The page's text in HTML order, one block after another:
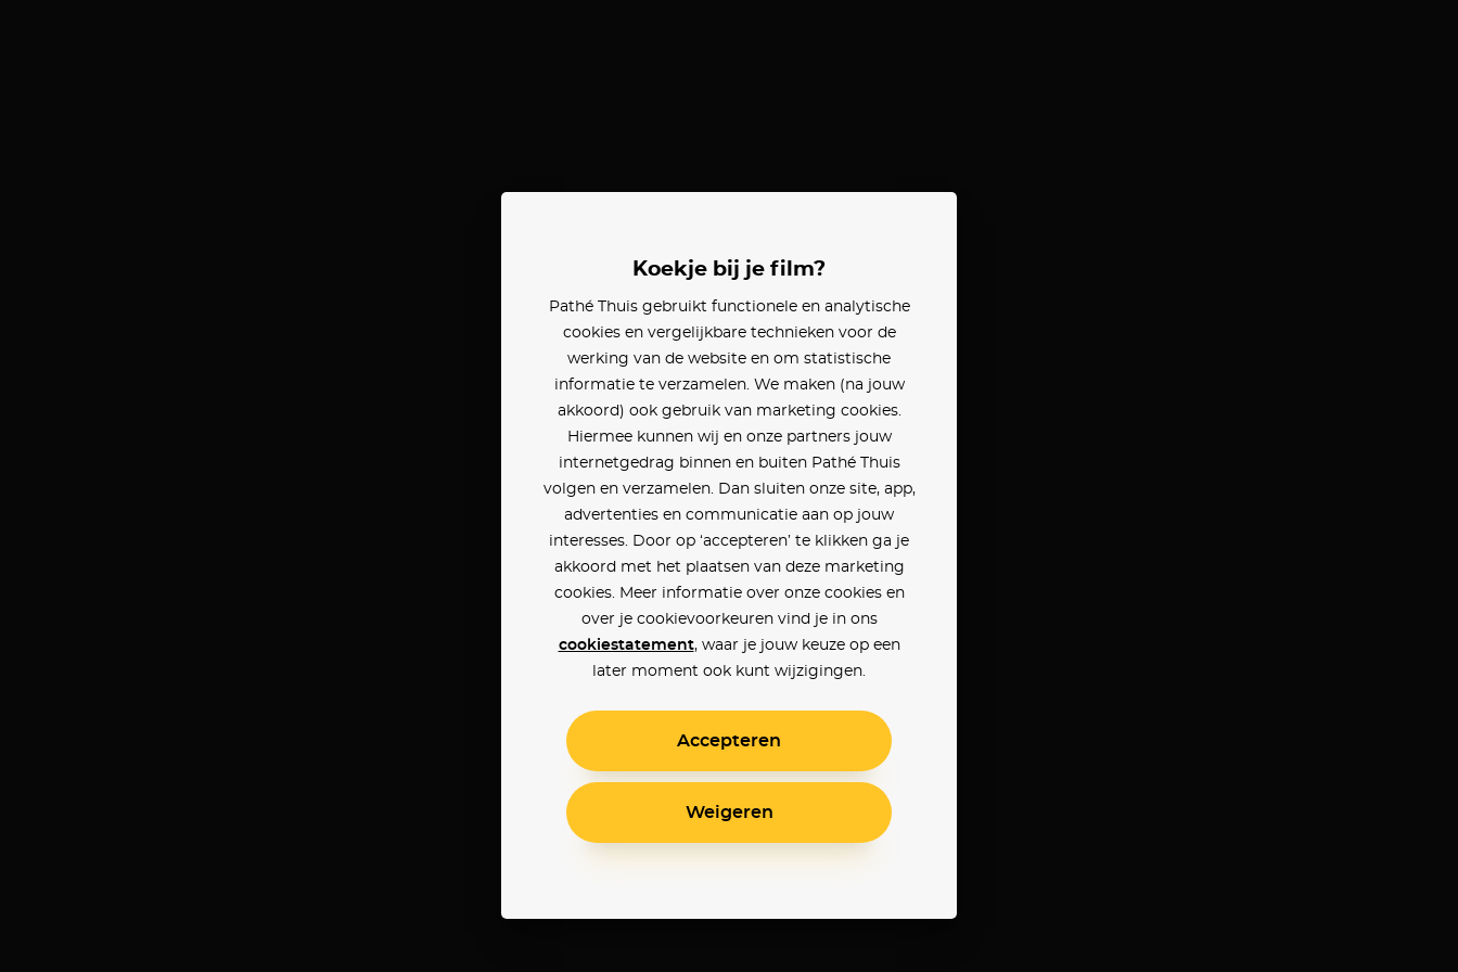
Koekje bij je film?
Pathé Thuis gebruikt functionele en analytische
cookies en vergelijkbare technieken voor de
werking van de website en om statistische
informatie te verzamelen. We maken (na jouw
akkoord) ook gebruik van marketing cookies.
Hiermee kunnen wij en onze partners jouw
internetgedrag binnen en buiten Pathé Thuis
volgen en verzamelen. Dan sluiten onze site, app,
advertenties en communicatie aan op jouw
interesses. Door op ‘accepteren’ te klikken ga je
akkoord met het plaatsen van deze marketing
cookies. Meer informatie over onze cookies en
over je cookievoorkeuren vind je in ons
cookiestatement, waar je jouw keuze op een
later moment ook kunt wijzigingen.
Accepteren
Weigeren